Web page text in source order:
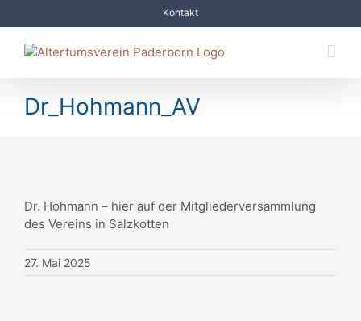
Inhalt
springen
Kontakt
Dr_Hohmann_AV
Dr. Hohmann – hier auf der Mitgliederversammlung
des Vereins in Salzkotten
27. Mai 2025